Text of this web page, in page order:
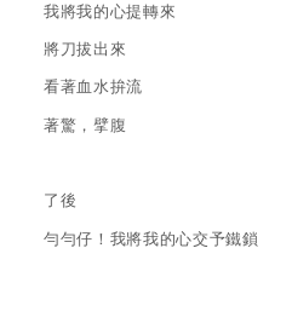
我將我的心提轉來
將刀拔出來
看著血水拚流
著驚，擘腹
了後
勻勻仔！我將我的心交予鐵鎖